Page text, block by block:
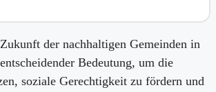
der nachhaltigen Gemeinden in
Bedeutung, um die
soziale Gerechtigkeit zu fördern und